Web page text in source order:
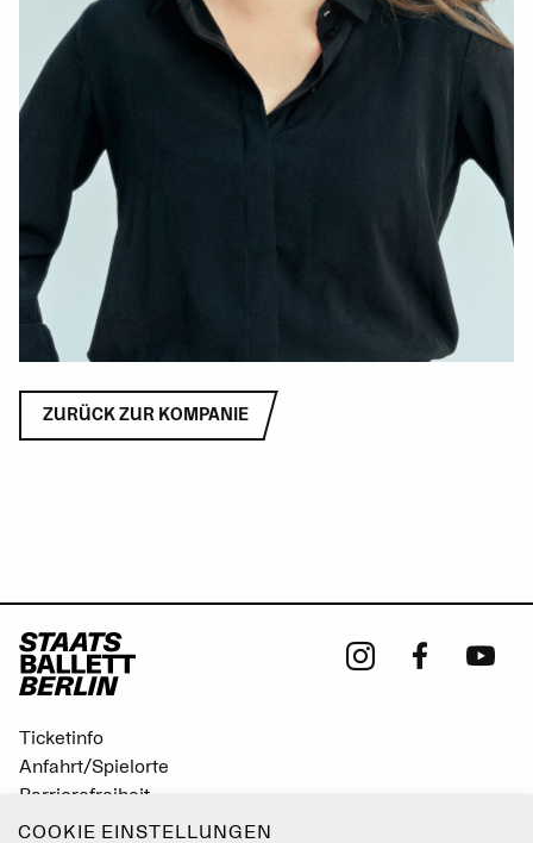
ZURÜCK ZUR KOMPANIE
Ticketinfo
Anfahrt/Spielorte
Barrierefreiheit
Leichte Sprache
COOKIE EINSTELLUNGEN